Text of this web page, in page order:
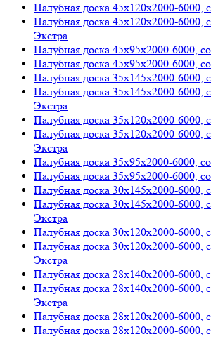
Палубная доска 45х120х2000-6000,
Палубная доска 45х120х2000-6000,
Экстра
Палубная доска 45х95х2000-6000,
Палубная доска 45х95х2000-6000,
Палубная доска 35х145х2000-6000,
Палубная доска 35х145х2000-6000,
Экстра
Палубная доска 35х120х2000-6000,
Палубная доска 35х120х2000-6000,
Экстра
Палубная доска 35х95х2000-6000,
Палубная доска 35х95х2000-6000,
Палубная доска 30х145х2000-6000,
Палубная доска 30х145х2000-6000,
Экстра
Палубная доска 30х120х2000-6000,
Палубная доска 30х120х2000-6000,
Экстра
Палубная доска 28х140х2000-6000,
Палубная доска 28х140х2000-6000,
Экстра
Палубная доска 28х120х2000-6000,
Палубная доска 28х120х2000-6000,